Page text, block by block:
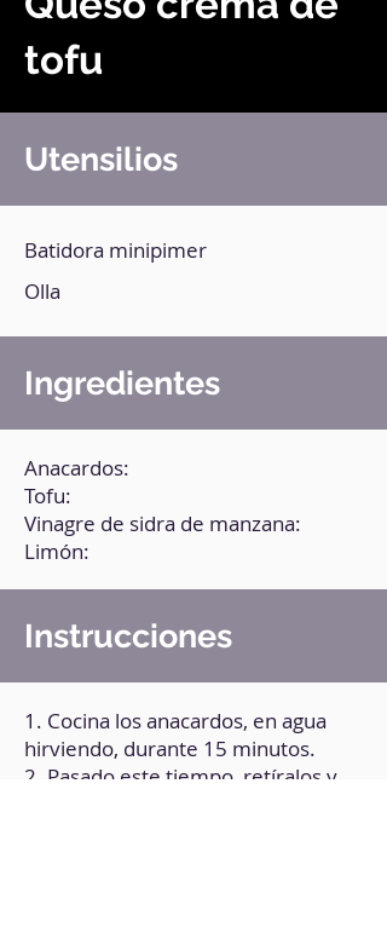
tofu
Utensilios
Batidora minipimer
Olla
Ingredientes
Anacardos:
Tofu:
Vinagre de sidra de manzana:
Limón:
Instrucciones
1. Cocina los anacardos, en agua
hirviendo, durante 15 minutos.
2. Pasado este tiempo, retíralos y